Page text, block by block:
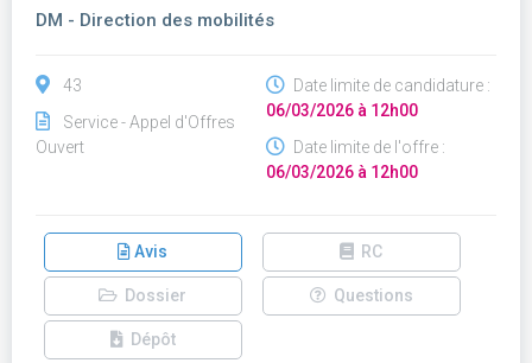
DM - Direction des mobilités
43
Service - Appel d'Offres
Ouvert
Date limite de candidature :
06/03/2026 à 12h00
Date limite de l'offre :
06/03/2026 à 12h00
Avis RC
Dossier Questions
Dépôt